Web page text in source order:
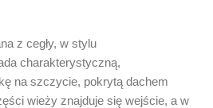
z cegły, w stylu
charakterystyczną,
na szczycie, pokrytą dachem
wieży znajduje się wejście, a w